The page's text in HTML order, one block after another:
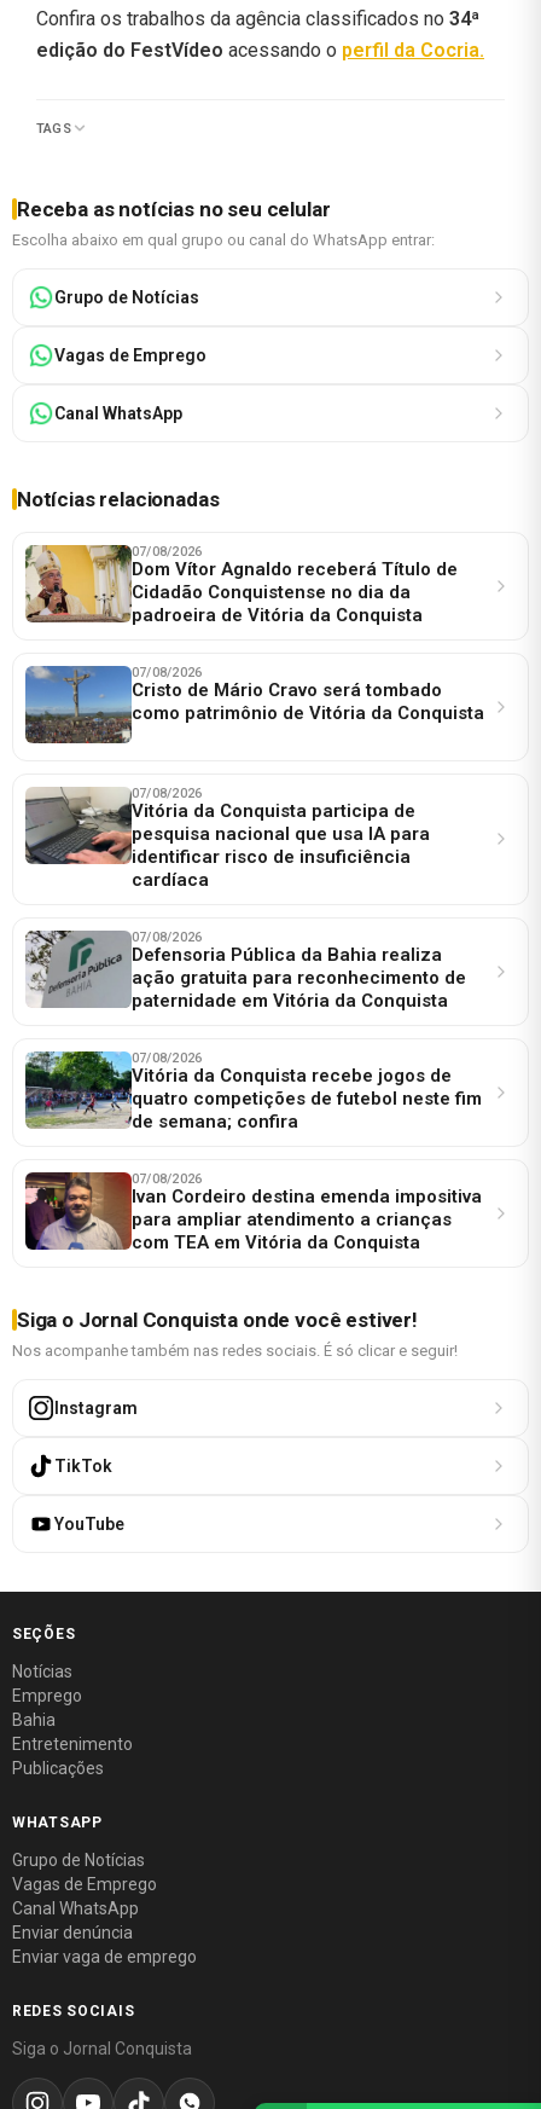
Confira os trabalhos da agência classificados no 34ª
edição do FestVídeo acessando o perfil da Cocria.
TAGS
Receba as notícias no seu celular
Escolha abaixo em qual grupo ou canal do WhatsApp entrar:
Grupo de Notícias
Vagas de Emprego
Canal WhatsApp
Notícias relacionadas
07/08/2026
Dom Vítor Agnaldo receberá Título de
Cidadão Conquistense no dia da
padroeira de Vitória da Conquista
07/08/2026
Cristo de Mário Cravo será tombado
como patrimônio de Vitória da Conquista
07/08/2026
Vitória da Conquista participa de
pesquisa nacional que usa IA para
identificar risco de insuficiência
cardíaca
07/08/2026
Defensoria Pública da Bahia realiza
ação gratuita para reconhecimento de
paternidade em Vitória da Conquista
07/08/2026
Vitória da Conquista recebe jogos de
quatro competições de futebol neste fim
de semana; confira
07/08/2026
Ivan Cordeiro destina emenda impositiva
para ampliar atendimento a crianças
com TEA em Vitória da Conquista
Siga o Jornal Conquista onde você estiver!
Nos acompanhe também nas redes sociais. É só clicar e seguir!
Instagram
TikTok
YouTube
SEÇÕES
Notícias
Emprego
Bahia
Entretenimento
Publicações
WHATSAPP
Grupo de Notícias
Vagas de Emprego
Canal WhatsApp
Enviar denúncia
Enviar vaga de emprego
REDES SOCIAIS
Siga o Jornal Conquista